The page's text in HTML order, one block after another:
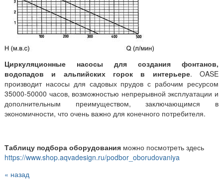
Циркуляционные насосы для создания фонтанов,
водопадов и альпийских горок в интерьере. OASE
производит насосы для садовых прудов с рабочим ресурсом
35000-50000 часов, возможностью непрерывной эксплуатации и
дополнительным преимуществом, заключающимся в
экономичности, что очень важно для конечного потребителя.
Таблицу подбора оборудования можно посмотреть здесь
https://www.shop.aqvadesign.ru/podbor_oborudovaniya
« назад